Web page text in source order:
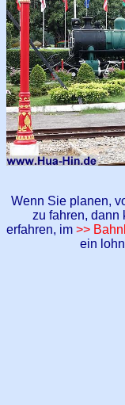
Wenn Sie planen,
zu fahren, dann
erfahren, im >>
ein